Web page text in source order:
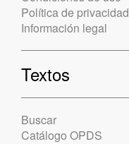
Política de privacidad
Información legal
Textos
Buscar
Catálogo OPDS